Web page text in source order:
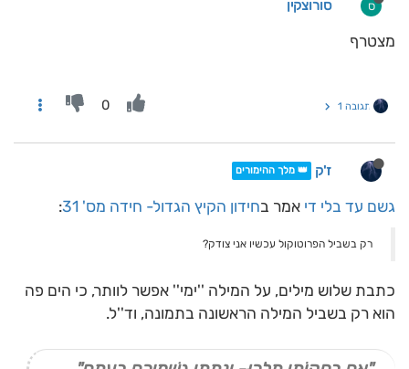
ס סורוצקין
מצטרף
תגובה 1 0
ז'ק 👑 מלך ההימורים
גשם עד בלי די אמר בחידון הקיץ הגדול- חידה מס' 31 :
רק בשביל הפרוטוקול עכשיו אני צודק?
כתבת שלוש מילים, על המילה ''ימי'' אפשר לוותר, כי הים פה
הוא רק בשביל המילה הראשונה בתמונה, וד''ל.